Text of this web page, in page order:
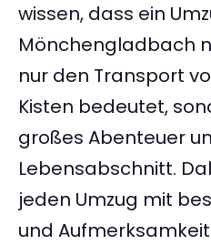
wissen, dass ein
Mönchengladbach
nur den Transport
Kisten bedeutet,
großes Abenteuer
Lebensabschnitt.
jeden Umzug mit
und